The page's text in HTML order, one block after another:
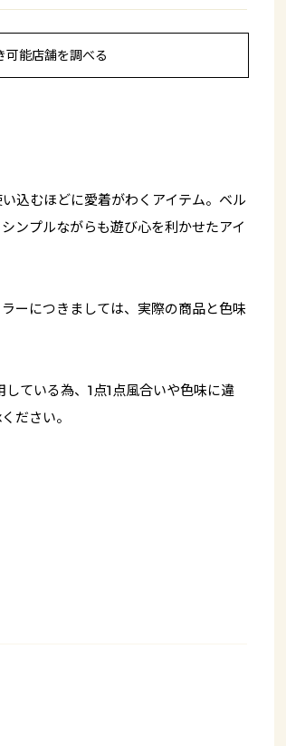
可能店舗を調べる
込むほどに愛着がわくアイテム。ベル
ンプルながらも遊び心を利かせたアイ
ーにつきましては、実際の商品と色味
ている為、1点1点風合いや色味に違
ださい。